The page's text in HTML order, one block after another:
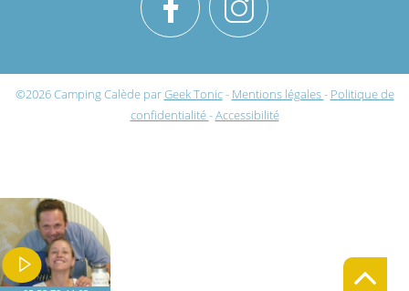
©2026Camping CalèdeparGeek Tonic- Mentions légales- Politique de
confidentialité-Accessibilité